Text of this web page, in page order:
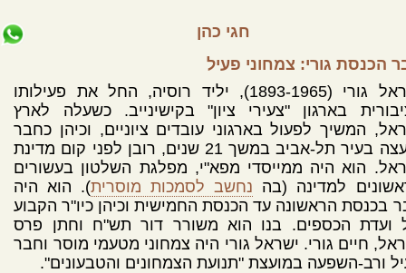
חגי כהן
הכנסת גורי: צמחוני פעיל
ישראל גורי (1893-1965), יליד רוסיה, החל את פעילותו
בארגון "צעירי ציון" בקישינייב. כשעלה לארץ
המשיך לפעול בארגוני עובדים ציוניים, וכיהן כחבר
מועצה בעיר תל-אביב במשך 21 שנים, רובן לפני קום מדינת
הוא היה ממייסדי מפא"י, מפלגת השלטון בעשורים
למדינה (בה נחשב לסמכות מוסרית). הוא היה
בכנסת הראשונה עד הכנסת החמישית וכיהן כיו"ר הקבוע
ועדת הכספים. בנו הוא משורר דור תש"ח וחתן פרס
חיים גורי. ישראל גורי היה צמחוני מטעמי מוסר וחבר
ורב-השפעה במועצת "תנועת הצמחונים והטבעונים".